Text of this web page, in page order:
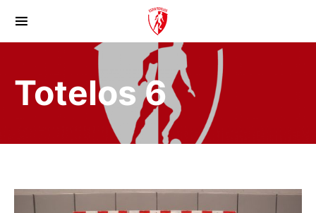
Totelos 6